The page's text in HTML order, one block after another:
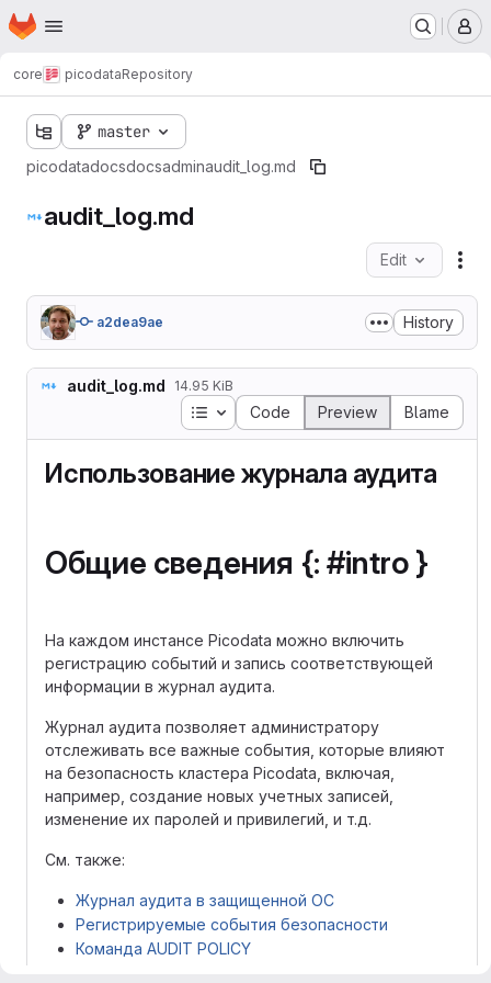
Skip to main content
Homepage
core picodataRepository
master
picodatadocsdocsadminaudit_log.md
audit_log.md
Edit
a2dea9ae History
audit_log.md 14.95 KiB
Table of contents
Code Preview Blame
Использование журнала аудита
Общие сведения {: #intro }
На каждом инстансе Picodata можно включить
регистрацию событий и запись соответствующей
информации в журнал аудита.
Журнал аудита позволяет администратору
отслеживать все важные события, которые влияют
на безопасность кластера Picodata, включая,
например, создание новых учетных записей,
изменение их паролей и привилегий, и т.д.
См. также:
Журнал аудита в защищенной ОС
Регистрируемые события безопасности
Команда AUDIT POLICY